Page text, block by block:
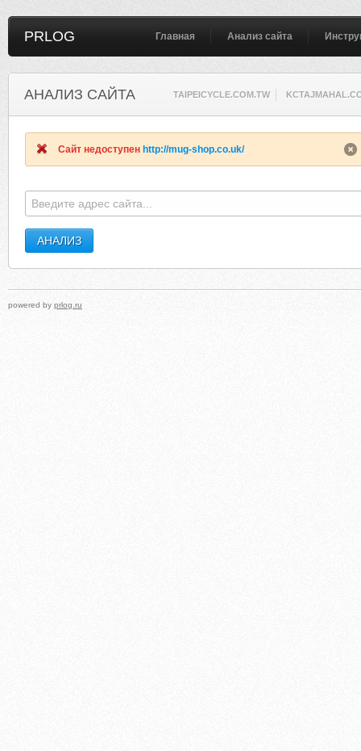
PRLOG Главная Анализ сайта
АНАЛИЗ САЙТА TAIPEICYCLE.COM.TW
Сайт недоступен http://mug-shop.co.uk/
powered by prlog.ru